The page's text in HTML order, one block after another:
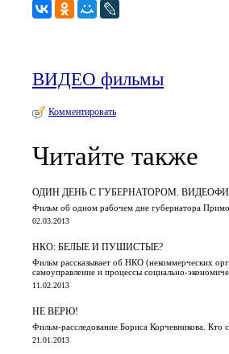
ВИДЕО фильмы
Комментировать
Читайте также
ОДИН ДЕНЬ С ГУБЕРНАТОРОМ.
Фильм об одном рабочем дне губернатора
02.03.2013
НКО: БЕЛЫЕ И ПУШИСТЫЕ?
Фильм рассказывает об НКО (некоммерческих
самоуправление и процессы социально-
11.02.2013
НЕ ВЕРЮ!
Фильм-расследование Бориса Корчевникова.
21.01.2013